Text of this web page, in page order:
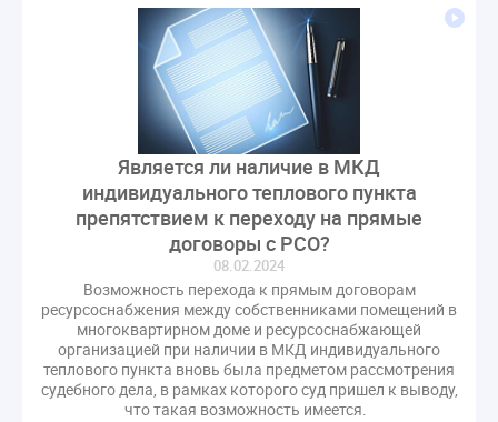
Является ли наличие в МКД
индивидуального теплового пункта
препятствием к переходу на прямые
договоры с РСО?
08.02.2024
Возможность перехода к прямым договорам
ресурсоснабжения между собственниками помещений в
многоквартирном доме и ресурсоснабжающей
организацией при наличии в МКД индивидуального
теплового пункта вновь была предметом рассмотрения
судебного дела, в рамках которого суд пришел к выводу,
что такая возможность имеется.